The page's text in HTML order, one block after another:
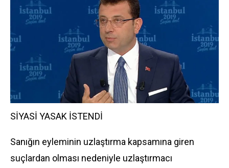
SİYASİ YASAK İSTENDİ
Sanığın eyleminin uzlaştırma kapsamına giren
suçlardan olması nedeniyle uzlaştırmacı